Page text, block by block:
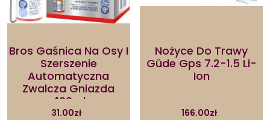
Bros Gaśnica Na Osy I
Szerszenie
Automatyczna
Zwalcza Gniazda
400ml
31.00zł
Nożyce Do Trawy
Güde Gps 7.2-1.5 Li-
Ion
166.00zł